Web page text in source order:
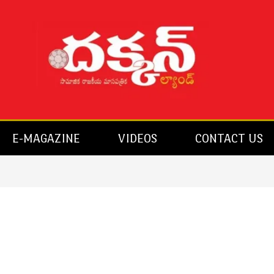
E-MAGAZINE VIDEOS CONTACT US